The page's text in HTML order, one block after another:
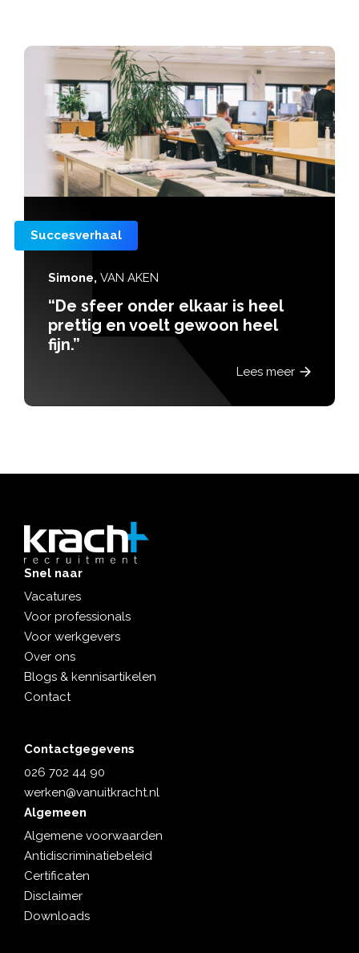
heel
“Ik wilde heel graag
project alleen
Snel naar
Vacatures
Voor professionals
Voor werkgevers
Over ons
Blogs & kennisartikelen
Contact
Contactgegevens
026 702 44 90
werken@vanuitkracht.nl
Algemeen
Algemene voorwaarden
Antidiscriminatiebeleid
Certificaten
Disclaimer
Downloads